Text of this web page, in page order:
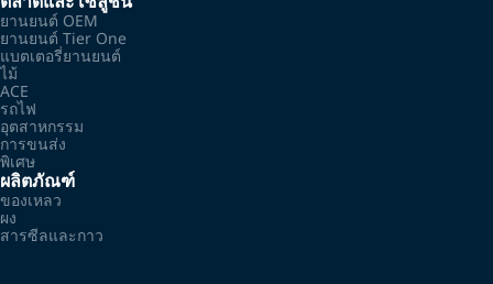
ยานยนต์ OEM
ยานยนต์ Tier One
แบตเตอรี่ยานยนต์
ไม้
ACE
รถไฟ
อุตสาหกรรม
การขนส่ง
พิเศษ
ผลิตภัณฑ์
ของเหลว
ผง
สารซีลและกาว